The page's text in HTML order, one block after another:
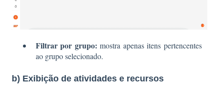
Filtrar por grupo: mostra apenas itens pertencentes
ao grupo selecionado.
b) Exibição de atividades e recursos